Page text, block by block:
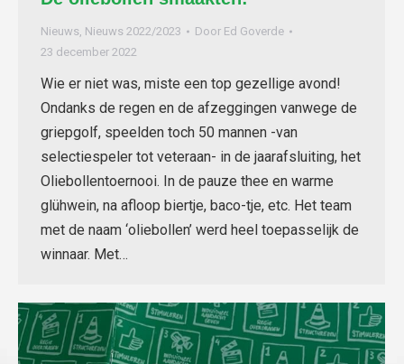
Nieuws, Nieuws 2022/2023 Door Ed Goverde
23 december 2022
Wie er niet was, miste een top gezellige avond!
Ondanks de regen en de afzeggingen vanwege de
griepgolf, speelden toch 50 mannen -van
selectiespeler tot veteraan- in de jaarafsluiting, het
Oliebollentoernooi. In de pauze thee en warme
glühwein, na afloop biertje, baco-tje, etc. Het team
met de naam ‘oliebollen’ werd heel toepasselijk de
winnaar. Met…